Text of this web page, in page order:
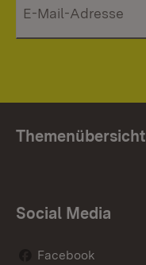
Themenübersicht
Social Media
Facebook